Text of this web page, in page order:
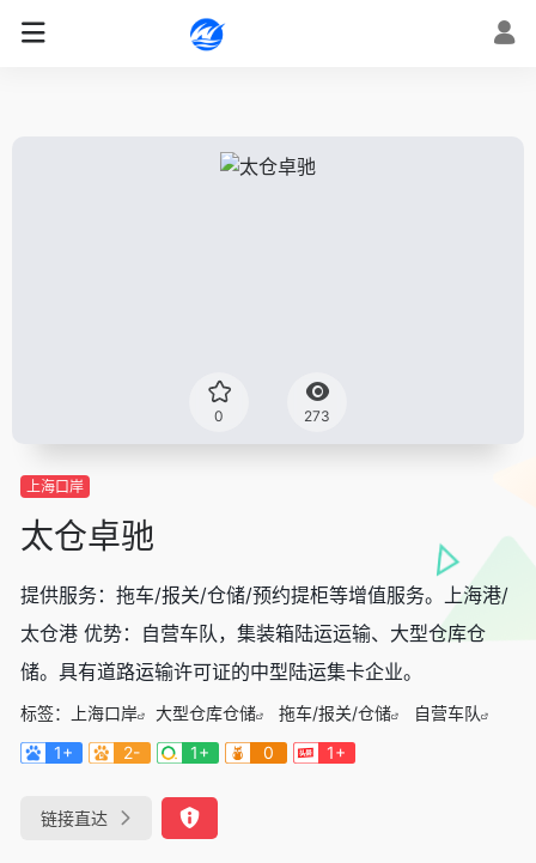
0 273
上海口岸
太仓卓驰
提供服务：拖车/报关/仓储/预约提柜等增值服务。上海港/
太仓港 优势：自营车队，集装箱陆运运输、大型仓库仓
储。具有道路运输许可证的中型陆运集卡企业。
标签： 上海口岸 大型仓库仓储 拖车/报关/仓储
自营车队
1+
2- 1+ 0 1+
链接直达